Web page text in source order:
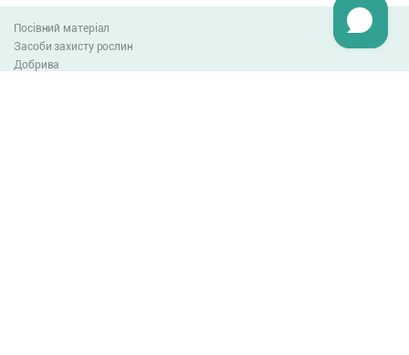
Посівний матеріал
Засоби захисту рослин
Добрива